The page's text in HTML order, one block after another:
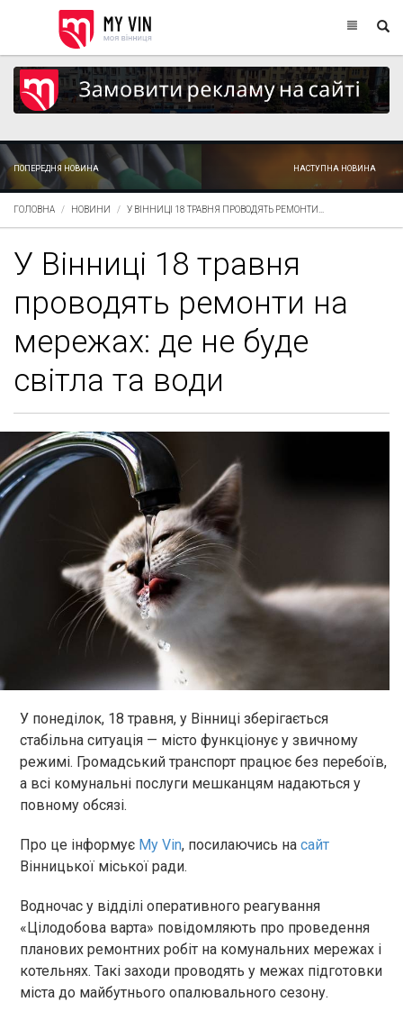
ПОПЕРЕДНЯ НОВИНА НАСТУПНА НОВИНА
ГОЛОВНА НОВИНИ У ВІННИЦІ 18 ТРАВНЯ ПРОВОДЯТЬ РЕМОНТИ...
У Вінниці 18 травня
проводять ремонти на
мережах: де не буде
світла та води
У понеділок, 18 травня, у Вінниці зберігається
стабільна ситуація — місто функціонує у звичному
режимі. Громадський транспорт працює без перебоїв,
а всі комунальні послуги мешканцям надаються у
повному обсязі.
Про це інформує My Vin, посилаючись на сайт
Вінницької міської ради.
Водночас у відділі оперативного реагування
«Цілодобова варта» повідомляють про проведення
планових ремонтних робіт на комунальних мережах і
котельнях. Такі заходи проводять у межах підготовки
міста до майбутнього опалювального сезону.